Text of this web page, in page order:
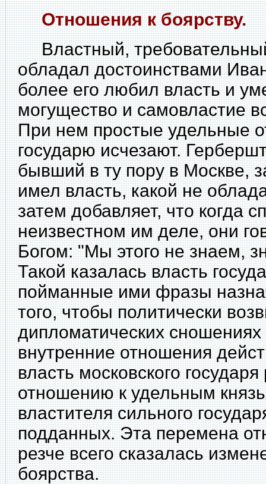
Отношения к боярству.
Властный,
обладал достоинствами
более его любил власть и
могущество и самовластие
При нем простые удельные
государю исчезают.
бывший в ту пору в Москве,
имел власть, какой не
затем добавляет, что когда
неизвестном им деле, они
Богом: "Мы этого не знаем,
Такой казалась власть
пойманные ими фразы
того, чтобы политически
дипломатических
внутренние отношения
власть московского
отношению к удельным
властителя сильного
подданных. Эта перемена
резче всего сказалась
боярства.